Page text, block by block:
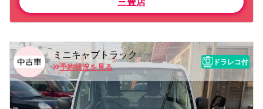
ミニキャブトラック
予約状況を見る
ドラレコ付